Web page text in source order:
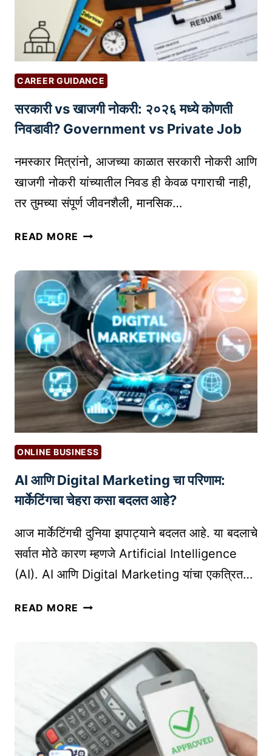
म
व
जा
हि
रा
ती
क
त
क
व्या
:
स्टे
प
-
बा
य
-
स्टे
प
F
B
N
D
G
A
D
CAREER GUIDANCE
सरकारी vs खाजगी नोकरी: २०२६ मध्ये कोणती
निवडावी? Government vs Private Job
नमस्कार मित्रांनो, आजच्या काळात सरकारी नोकरी आणि
खाजगी नोकरी यांच्यातील निवड ही केवळ पगाराची नाही,
तर तुमच्या संपूर्ण जीवनशैली, मानसिक…
READ MORE स
री
V
S
खा
ज
गी
नो
क
री
:
२
०
२
६
ध्ये
ण
ती
व
O
V
E
R
ONLINE BUSINESS
AI आणि Digital Marketing चा परिणाम:
मार्केटिंगचा चेहरा कसा बदलत आहे?
आज मार्केटिंगची दुनिया झपाट्याने बदलत आहे. या बदलाचे
सर्वात मोठे कारण म्हणजे Artificial Intelligence
(AI). AI आणि Digital Marketing यांचा एकत्रित…
READ MORE A
G
I
T
A